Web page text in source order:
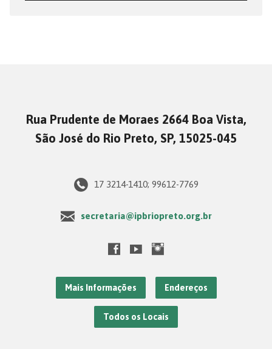
Rua Prudente de Moraes 2664 Boa Vista,
São José do Rio Preto, SP, 15025-045
17 3214-1410; 99612-7769
secretaria@ipbriopreto.org.br
Mais Informações Endereços
Todos os Locais